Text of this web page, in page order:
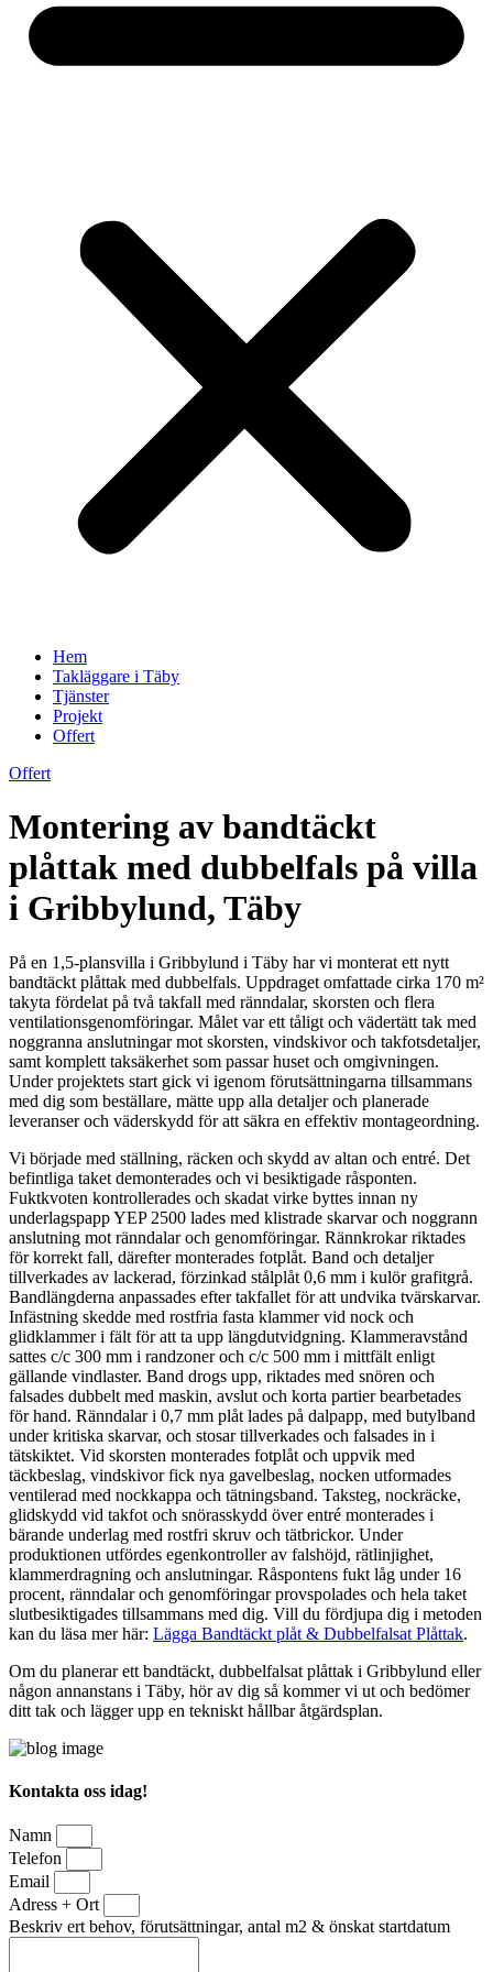
Hem
Takläggare i Täby
Tjänster
Projekt
Offert
Offert
Montering av bandtäckt
plåttak med dubbelfals på villa
i Gribbylund, Täby
På en 1,5-plansvilla i Gribbylund i Täby har vi monterat ett nytt
bandtäckt plåttak med dubbelfals. Uppdraget omfattade cirka 170 m²
takyta fördelat på två takfall med ränndalar, skorsten och flera
ventilationsgenomföringar. Målet var ett tåligt och vädertätt tak med
noggranna anslutningar mot skorsten, vindskivor och takfotsdetaljer,
samt komplett taksäkerhet som passar huset och omgivningen.
Under projektets start gick vi igenom förutsättningarna tillsammans
med dig som beställare, mätte upp alla detaljer och planerade
leveranser och väderskydd för att säkra en effektiv montageordning.
Vi började med ställning, räcken och skydd av altan och entré. Det
befintliga taket demonterades och vi besiktigade råsponten.
Fuktkvoten kontrollerades och skadat virke byttes innan ny
underlagspapp YEP 2500 lades med klistrade skarvar och noggrann
anslutning mot ränndalar och genomföringar. Rännkrokar riktades
för korrekt fall, därefter monterades fotplåt. Band och detaljer
tillverkades av lackerad, förzinkad stålplåt 0,6 mm i kulör grafitgrå.
Bandlängderna anpassades efter takfallet för att undvika tvärskarvar.
Infästning skedde med rostfria fasta klammer vid nock och
glidklammer i fält för att ta upp längdutvidgning. Klammeravstånd
sattes c/c 300 mm i randzoner och c/c 500 mm i mittfält enligt
gällande vindlaster. Band drogs upp, riktades med snören och
falsades dubbelt med maskin, avslut och korta partier bearbetades
för hand. Ränndalar i 0,7 mm plåt lades på dalpapp, med butylband
under kritiska skarvar, och stosar tillverkades och falsades in i
tätskiktet. Vid skorsten monterades fotplåt och uppvik med
täckbeslag, vindskivor fick nya gavelbeslag, nocken utformades
ventilerad med nockkappa och tätningsband. Taksteg, nockräcke,
glidskydd vid takfot och snörasskydd över entré monterades i
bärande underlag med rostfri skruv och tätbrickor. Under
produktionen utfördes egenkontroller av falshöjd, rätlinjighet,
klammerdragning och anslutningar. Råspontens fukt låg under 16
procent, ränndalar och genomföringar provspolades och hela taket
slutbesiktigades tillsammans med dig. Vill du fördjupa dig i metoden
kan du läsa mer här: Lägga Bandtäckt plåt & Dubbelfalsat Plåttak.
Om du planerar ett bandtäckt, dubbelfalsat plåttak i Gribbylund eller
någon annanstans i Täby, hör av dig så kommer vi ut och bedömer
ditt tak och lägger upp en tekniskt hållbar åtgärdsplan.
Kontakta oss idag!
Namn
Telefon
Email
Adress + Ort
Beskriv ert behov, förutsättningar, antal m2 & önskat startdatum